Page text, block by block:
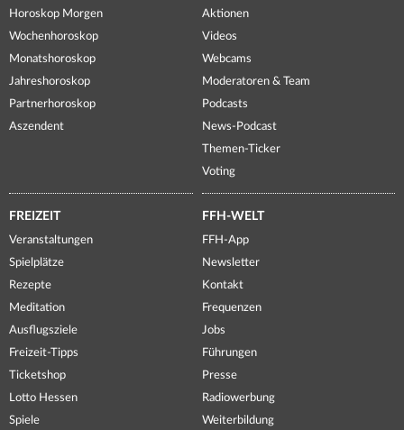
Horoskop Morgen
Wochenhoroskop
Monatshoroskop
Jahreshoroskop
Partnerhoroskop
Aszendent
Aktionen
Videos
Webcams
Moderatoren & Team
Podcasts
News-Podcast
Themen-Ticker
Voting
FREIZEIT
Veranstaltungen
Spielplätze
Rezepte
Meditation
Ausflugsziele
Freizeit-Tipps
Ticketshop
Lotto Hessen
Spiele
FFH-WELT
FFH-App
Newsletter
Kontakt
Frequenzen
Jobs
Führungen
Presse
Radiowerbung
Weiterbildung